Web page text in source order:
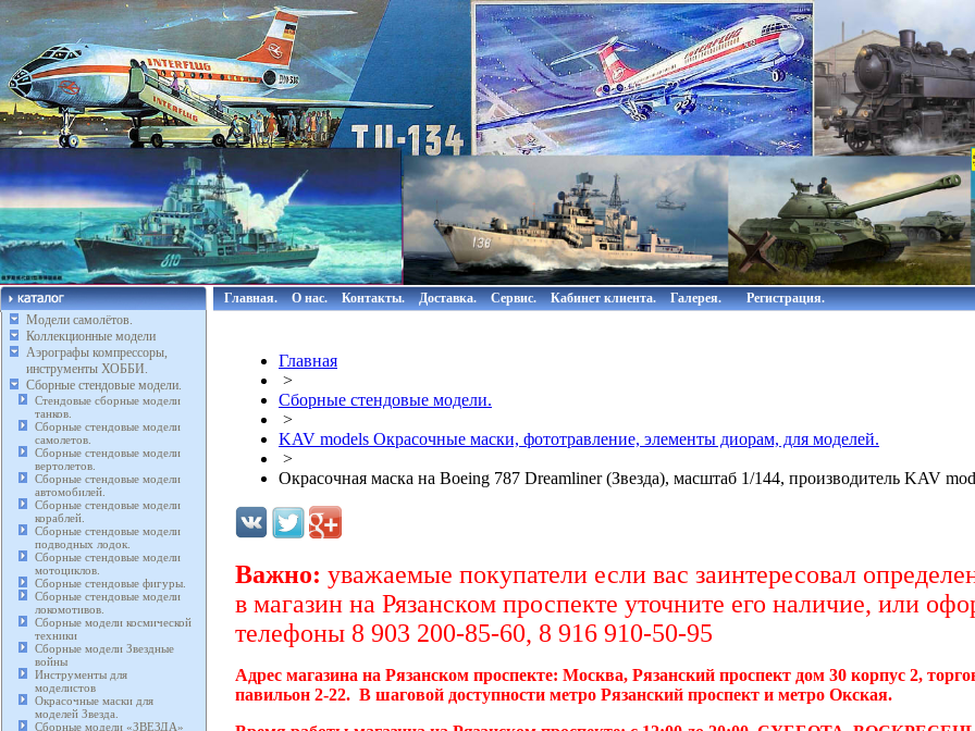
Модели самолётов.
Коллекционные модели
Аэрографы компрессоры,
инструменты ХОББИ.
Сборные стендовые модели.
Стендовые сборные модели
танков.
Сборные стендовые модели
самолетов.
Сборные стендовые модели
вертолетов.
Сборные стендовые модели
автомобилей.
Сборные стендовые модели
кораблей.
Сборные стендовые модели
подводных лодок.
Сборные стендовые модели
мотоциклов.
Сборные стендовые фигуры.
Сборные стендовые модели
локомотивов.
Сборные модели космической
техники
Сборные модели Звездные
войны
Инструменты для
моделистов
Окрасочные маски для
моделей Звезда.
Сборные модели «ЗВЕЗДА»
Главная. О нас. Контакты. Доставка. Сервис. Кабинет клиента. Галерея. Регистрация.
Главная
>
Сборные стендовые модели.
>
KAV models Окрасочные маски, фототравление, элементы диорам, для моделей.
>
Окрасочная маска на Boeing 787 Dreamliner (Звезда), масштаб 1/144, производитель KAV
Важно: уважаемые покупатели если вас заинтересовал
в магазин на Рязанском проспекте уточните его наличие, или
телефоны 8 903 200-85-60, 8 916 910-50-95
Адрес магазина на Рязанском проспекте: Москва, Рязанский проспект дом 30 корпус 2,
павильон 2-22. В шаговой доступности метро Рязанский проспект и метро Окская.